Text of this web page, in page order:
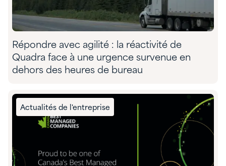
Répondre avec agilité : la réactivité de
Quadra face à une urgence survenue en
dehors des heures de bureau
Actualités de l'entreprise